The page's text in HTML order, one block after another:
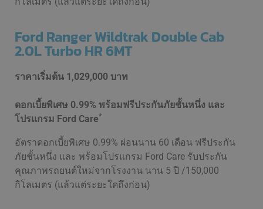
Ford Ranger Wildtrak Double Cab
2.0L Turbo HR 6MT
ราคาเริ่มต้น 1,029,000 บาท
ดอกเบี้ยพิเศษ 0.99% พร้อมฟรีประกันภัยชั้นหนึ่ง และ
โปรแกรม Ford Care*
อัตราดอกเบี้ยพิเศษ 0.99% ผ่อนนาน 60 เดือน ฟรีประกัน
ภัยชั้นหนึ่ง และ พร้อมโปรแกรม Ford Care รับประกัน
คุณภาพรถยนต์ใหม่จากโรงงาน นาน 5 ปี /150,000
กิโลเมตร (แล้วแต่ระยะใดถึงก่อน)